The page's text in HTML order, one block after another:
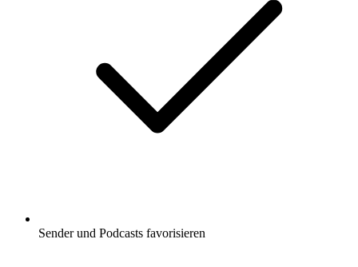
Sender und Podcasts favorisieren